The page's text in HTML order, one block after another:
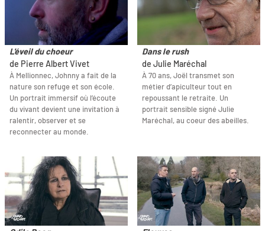
L'éveil du choeur
de Pierre Albert Vivet
À Mellionnec, Johnny a fait de la
nature son refuge et son école.
Un portrait immersif où l’écoute
du vivant devient une invitation à
ralentir, observer et se
reconnecter au monde.
Dans le rush
de Julie Maréchal
À 70 ans, Joël transmet son
métier d’apiculteur tout en
repoussant le retraite. Un
portrait sensible signé Julie
Maréchal, au coeur des abeilles.